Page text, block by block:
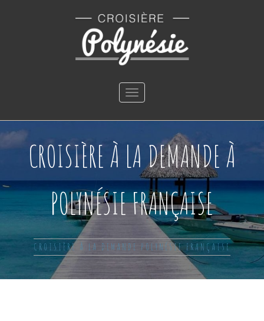
Toggle
navigation
CROISIÈRE À LA DEMANDE À
POLYNÉSIE FRANÇAISE
CROISIÈRE À LA DEMANDE POLYNÉSIE FRANÇAISE